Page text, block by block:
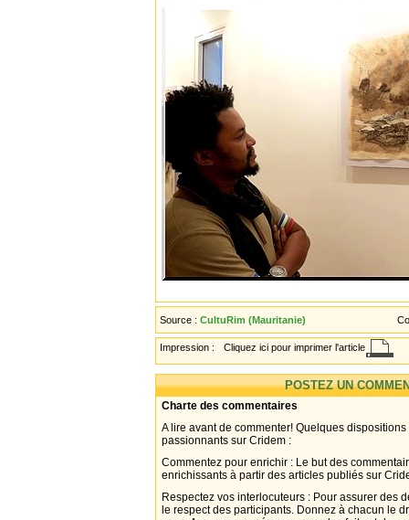
Source : CultuRim (Mauritanie)
Impression : Cliquez ici pour imprimer l'article
POSTEZ UN
Charte des commentaires
A lire avant de commenter! Quelques
passionnants sur Cridem :
Commentez pour enrichir : Le but des
enrichissants à partir des articles publiés sur
Respectez vos interlocuteurs : Pour assurer des
le respect des participants. Donnez à chacun le